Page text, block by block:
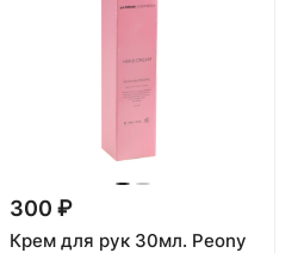
300 ₽
Крем для рук 30мл. Peony